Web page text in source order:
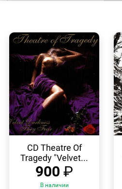
ПРОСМОТР
CD Theatre Of
Tragedy "Velvet...
900 ₽
В наличии